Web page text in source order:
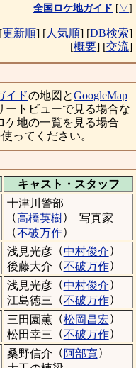
全国ロケ地ガイド [▽]
[更新順] [人気順] [DB検索]
[概要] [交流]
イドの地図とGoogleMap
ートビューで見る場合な
ケ地の一覧を見る場合
ってください。
キャスト・ スタッフ
十津川警部
（高橋英樹）
写真家
（不破万作）
浅見光彦（中村俊介）
後藤大介 （不破万作）
浅見光彦（中村俊介）
江島徳三 （不破万作）
三田園薫（松岡昌宏）
松田幸三 （不破万作）
桑野信介 （ 阿部寛）